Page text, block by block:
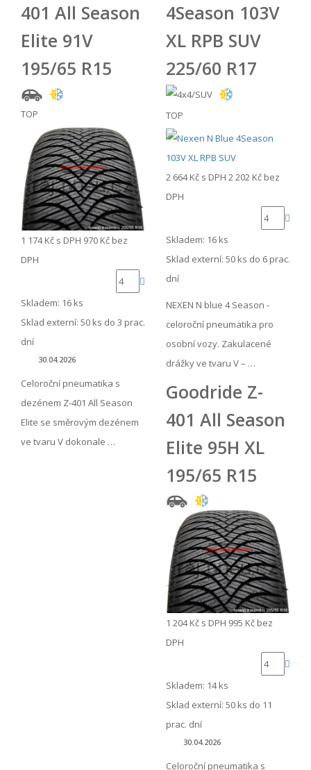
401 All Season
Elite 91V
195/65 R15
TOP
1 174 Kč s DPH 970 Kč bez
DPH
Skladem: 16 ks
Sklad externí: 50 ks do 3 prac.
dní
30.04.2026
Celoroční pneumatika s
dezénem Z-401 All Season
Elite se směrovým dezénem
ve tvaru V dokonale …
4Season 103V
XL RPB SUV
225/60 R17
TOP
2 664 Kč s DPH 2 202 Kč bez
DPH
Skladem: 16 ks
Sklad externí: 50 ks do 6 prac.
dní
NEXEN N blue 4 Season -
celoroční pneumatika pro
osobní vozy. Zakulacené
drážky ve tvaru V – …
Goodride Z-
401 All Season
Elite 95H XL
195/65 R15
1 204 Kč s DPH 995 Kč bez
DPH
Skladem: 14 ks
Sklad externí: 50 ks do 11
prac. dní
30.04.2026
Celoroční pneumatika s